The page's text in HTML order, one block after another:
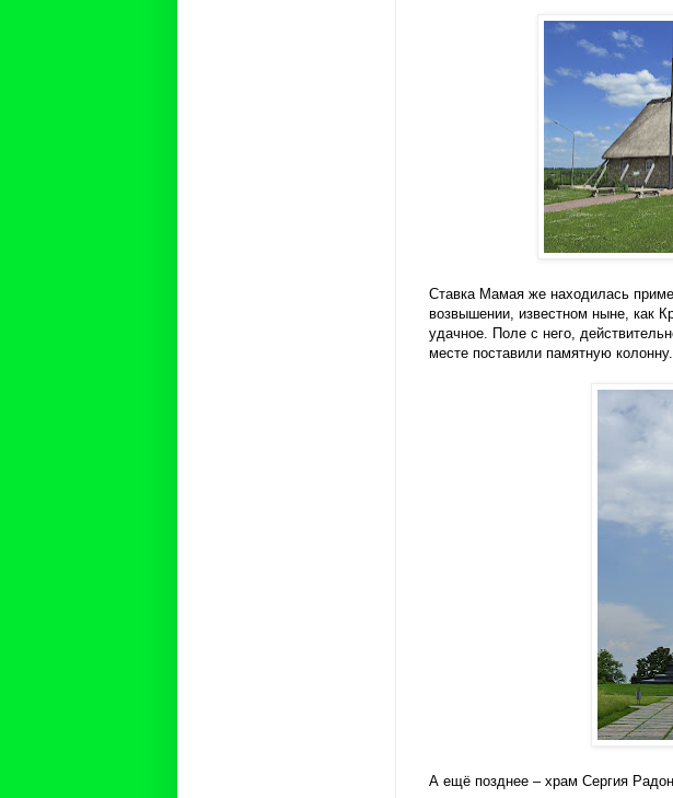
Ставка Мамая же находилась
возвышении, известном ныне, как
удачное. Поле с него,
месте поставили памятную колонну.
А ещё позднее – храм Сергия